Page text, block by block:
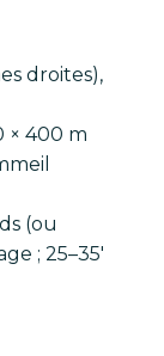
droites),
× 400 m
(ou
; 25–35′